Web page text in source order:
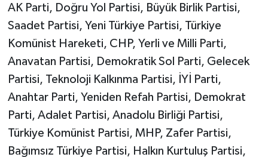
AK Parti, Doğru Yol Partisi, Büyük Birlik Partisi,
Saadet Partisi, Yeni Türkiye Partisi, Türkiye
Komünist Hareketi, CHP, Yerli ve Milli Parti,
Anavatan Partisi, Demokratik Sol Parti, Gelecek
Partisi, Teknoloji Kalkınma Partisi, İYİ Parti,
Anahtar Parti, Yeniden Refah Partisi, Demokrat
Parti, Adalet Partisi, Anadolu Birliği Partisi,
Türkiye Komünist Partisi, MHP, Zafer Partisi,
Bağımsız Türkiye Partisi, Halkın Kurtuluş Partisi,